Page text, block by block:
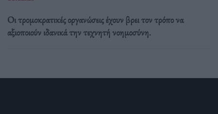
Οι τρομοκρατικές οργανώσεις έχουν βρει τον τρόπο να
αξιοποιούν ιδανικά την τεχνητή νοημοσύνη.